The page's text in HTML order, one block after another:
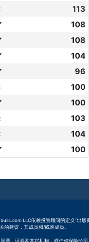
113
108
108
104
96
100
100
103
104
100
LLC依赖投资顾问的定义“出
的建议，其成员和/或准成员。
、证券和其它机构，或任何保险公